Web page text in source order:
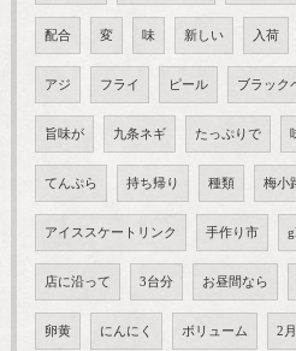
配合 変 味 新しい 入荷
アジ フライ ピール ブラック
旨味が 九条ネギ たっぷりで
てんぷら 持ち帰り 種類 梅小
アイススケートリンク 手作り市
店に沿って 3台分 お昼間なら
卵黄 にんにく ボリューム 2